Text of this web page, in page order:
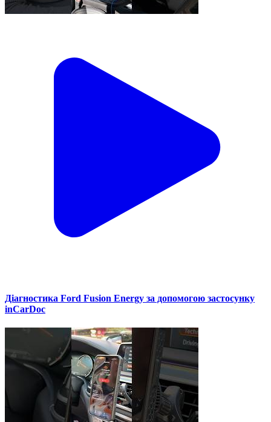
Діагностика Ford Fusion Energy за допомогою застосунку
inCarDoc